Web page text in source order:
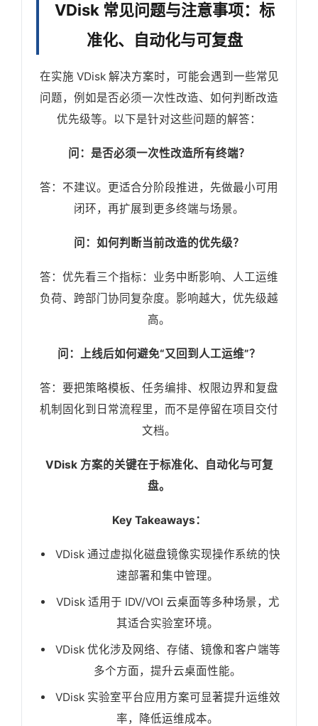
VDisk 常见问题与注意事项：标
准化、自动化与可复盘
在实施 VDisk 解决方案时，可能会遇到一些常见
问题，例如是否必须一次性改造、如何判断改造
优先级等。以下是针对这些问题的解答：
问：是否必须一次性改造所有终端？
答：不建议。更适合分阶段推进，先做最小可用
闭环，再扩展到更多终端与场景。
问：如何判断当前改造的优先级？
答：优先看三个指标：业务中断影响、人工运维
负荷、跨部门协同复杂度。影响越大，优先级越
高。
问：上线后如何避免“又回到人工运维”？
答：要把策略模板、任务编排、权限边界和复盘
机制固化到日常流程里，而不是停留在项目交付
文档。
VDisk 方案的关键在于标准化、自动化与可复
盘。
Key Takeaways：
VDisk 通过虚拟化磁盘镜像实现操作系统的快
速部署和集中管理。
VDisk 适用于 IDV/VOI 云桌面等多种场景，尤
其适合实验室环境。
VDisk 优化涉及网络、存储、镜像和客户端等
多个方面，提升云桌面性能。
VDisk 实验室平台应用方案可显著提升运维效
率，降低运维成本。